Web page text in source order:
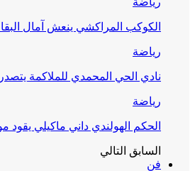
الكوكب المراكشي ينعش آمال
رياضة
نادي الحي المحمدي للملاكمة
رياضة
الحكم الهولندي داني ماكيلي يقود
السابق التالي
فن